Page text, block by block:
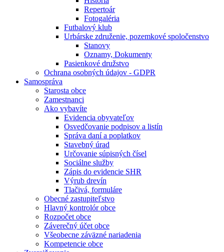
Repertoár
Fotogaléria
Futbalový klub
Urbárske združenie, pozemkové spoločenstvo
Stanovy
Oznamy, Dokumenty
Pasienkové družstvo
Ochrana osobných údajov - GDPR
Samospráva
Starosta obce
Zamestnanci
Ako vybavíte
Evidencia obyvateľov
Osvedčovanie podpisov a listín
Správa daní a poplatkov
Stavebný úrad
Určovanie súpisných čísel
Sociálne služby
Zápis do evidencie SHR
Výrub drevín
Tlačivá, formuláre
Obecné zastupiteľstvo
Hlavný kontrolór obce
Rozpočet obce
Záverečný účet obce
Všeobecne záväzné nariadenia
Kompetencie obce